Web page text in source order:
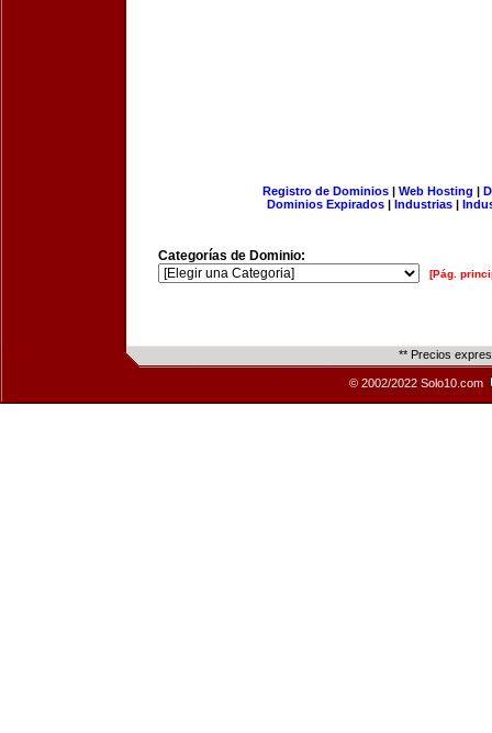
Registro de Dominios| Web Hosting |
Dominios Expirados | Industrias |
Categorías de Dominio:
[Pág.
** Precios
© 2002/2022 Solo10.com